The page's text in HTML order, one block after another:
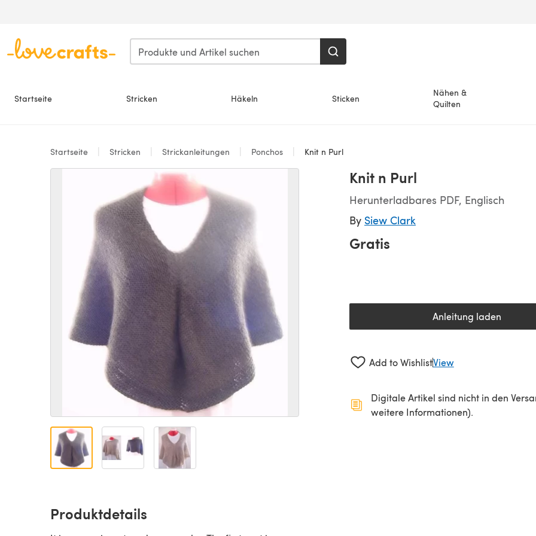
Startseite Stricken Häkeln Sticken
Nähen &
Quilten
Startseite Stricken Strickanleitungen Ponchos Knit n Purl
Knit n Purl
Herunterladbares PDF, Englisch
By Siew Clark
Gratis
Anleitung laden
(öffnet sich in
Add to WishlistView
Digitale Artikel sind nicht in den
weitere Informationen).
Produktdetails